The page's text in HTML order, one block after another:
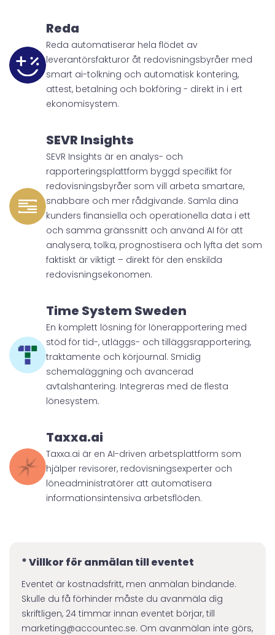
Reda
Reda automatiserar hela flödet av
leverantörsfakturor åt redovisningsbyråer med
smart ai-tolkning och automatisk kontering,
attest, betalning och bokföring - direkt in i ert
ekonomisystem.
SEVR Insights
SEVR Insights är en analys- och
rapporteringsplattform byggd specifikt för
redovisningsbyråer som vill arbeta smartare,
snabbare och mer rådgivande. Samla dina
kunders finansiella och operationella data i ett
och samma gränssnitt och använd AI för att
analysera, tolka, prognostisera och lyfta det som
faktiskt är viktigt – direkt för den enskilda
redovisningsekonomen.
Time System Sweden
En komplett lösning för lönerapportering med
stöd för tid-, utläggs- och tilläggsrapportering,
traktamente och körjournal. Smidig
schemaläggning och avancerad
avtalshantering. Integreras med de flesta
lönesystem.
Taxxa.ai
Taxxa.ai är en AI-driven arbetsplattform som
hjälper revisorer, redovisningsexperter och
löneadministratörer att automatisera
informationsintensiva arbetsflöden.
* Villkor för anmälan till eventet
Eventet är kostnadsfritt, men anmälan bindande.
Skulle du få förhinder måste du avanmäla dig
skriftligen, 24 timmar innan eventet börjar, till
marketing@accountec.se. Om avanmälan inte görs,